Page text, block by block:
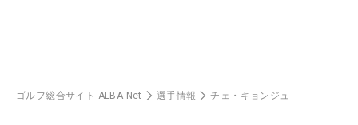
ゴルフ総合サイト ALBA Net 選手情報 チェ・キョンジュ